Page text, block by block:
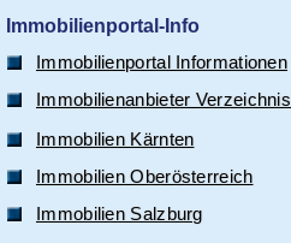
Immobilienportal-Info
Immobilienportal Informationen
Immobilienanbieter Verzeichnis
Immobilien Kärnten
Immobilien Oberösterreich
Immobilien Salzburg